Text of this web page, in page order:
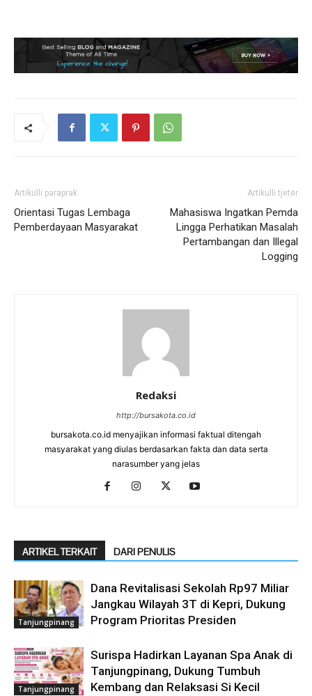
Artikulli paraprak
Orientasi Tugas Lembaga
Pemberdayaan Masyarakat
Artikulli tjetër
Mahasiswa Ingatkan Pemda
Lingga Perhatikan Masalah
Pertambangan dan Illegal
Logging
Redaksi
http://bursakota.co.id
bursakota.co.id menyajikan informasi faktual ditengah
masyarakat yang diulas berdasarkan fakta dan data serta
narasumber yang jelas
ARTIKEL TERKAIT DARI PENULIS
Tanjungpinang
Dana Revitalisasi Sekolah Rp97 Miliar
Jangkau Wilayah 3T di Kepri, Dukung
Program Prioritas Presiden
Tanjungpinang
Surispa Hadirkan Layanan Spa Anak di
Tanjungpinang, Dukung Tumbuh
Kembang dan Relaksasi Si Kecil